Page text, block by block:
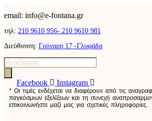
email: info@e-fontana.gr
τηλ: 210 9610 956- 210 9610 981
Διεύθυνση: Γούναρη 17 -Γλυφάδα
Facebook Instagram
* Οι τιμές ενδέχεται να διαφέρουν από τις
παγκόσμιων εξελίξεων και τη συνεχή
επικοινωνήστε μαζί μας για σχετικές πληροφορίες.